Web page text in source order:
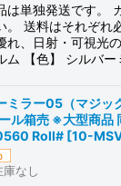
は単独発送です。
。 送料はそれぞれ
れ、日射・可視光
ム 【色】 シルバ
ミラー05（マジッ
ル箱売 ※大型商品
Roll# [10-
なし